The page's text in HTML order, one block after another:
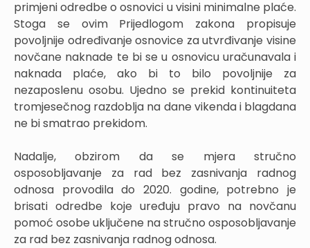
primjeni odredbe o osnovici u visini minimalne plaće.
Stoga se ovim Prijedlogom zakona propisuje
povoljnije određivanje osnovice za utvrđivanje visine
novčane naknade te bi se u osnovicu uračunavala i
naknada plaće, ako bi to bilo povoljnije za
nezaposlenu osobu. Ujedno se prekid kontinuiteta
tromjesečnog razdoblja na dane vikenda i blagdana
ne bi smatrao prekidom.
Nadalje, obzirom da se mjera stručno
osposobljavanje za rad bez zasnivanja radnog
odnosa provodila do 2020. godine, potrebno je
brisati odredbe koje uređuju pravo na novčanu
pomoć osobe uključene na stručno osposobljavanje
za rad bez zasnivanja radnog odnosa.